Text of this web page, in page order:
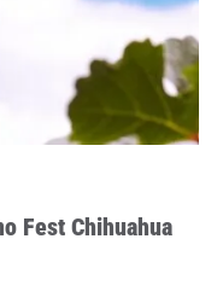
Fest Chihuahua